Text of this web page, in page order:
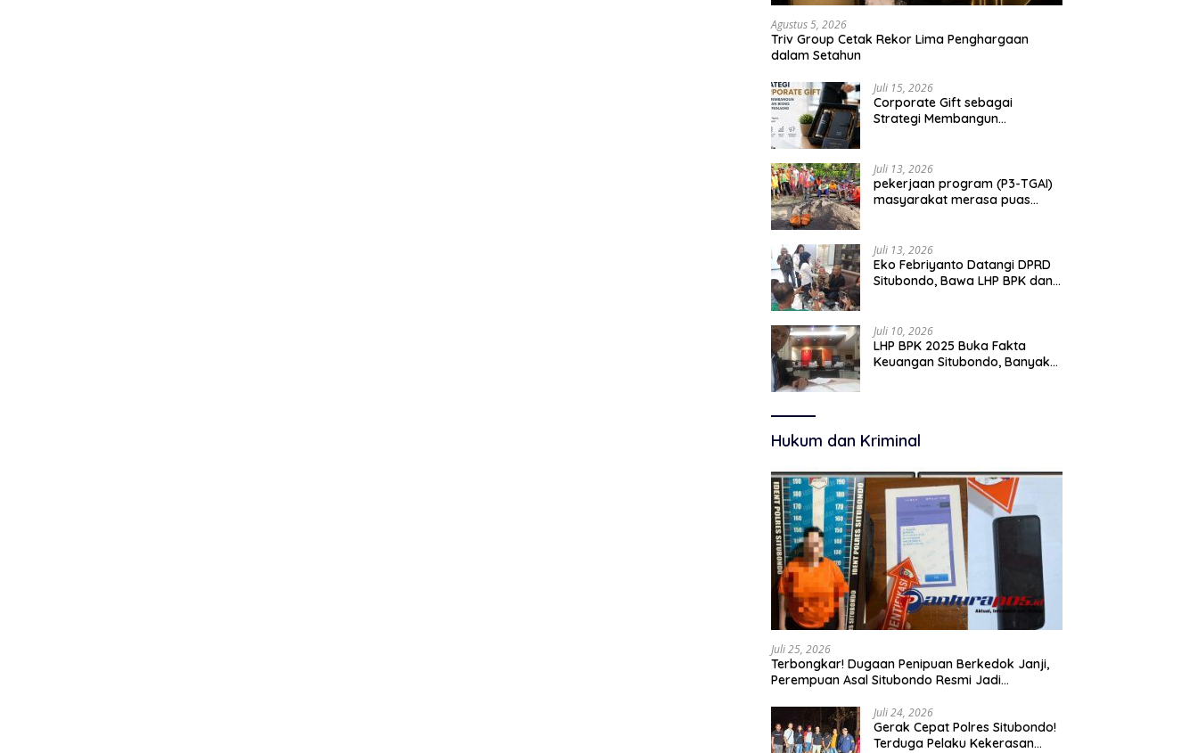
Agustus 5, 2026
Triv Group Cetak Rekor Lima Penghargaan
dalam Setahun
Juli 15, 2026
Corporate Gift sebagai
Strategi Membangun
Juli 13, 2026
pekerjaan program (P3-TGAI)
masyarakat merasa puas
Juli 13, 2026
Eko Febriyanto Datangi DPRD
Situbondo, Bawa LHP BPK dan
Juli 10, 2026
LHP BPK 2025 Buka Fakta
Keuangan Situbondo, Banyak
Hukum dan Kriminal
Juli 25, 2026
Terbongkar! Dugaan Penipuan Berkedok Janji,
Perempuan Asal Situbondo Resmi Jadi
Juli 24, 2026
Gerak Cepat Polres Situbondo!
Terduga Pelaku Kekerasan